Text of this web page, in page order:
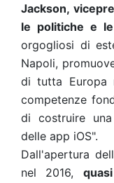
Jackson,
le politiche e
orgogliosi di
Napoli,
di tutta Europa
competenze
di costruire
delle app iOS".
Dall'apertura
nel 2016,